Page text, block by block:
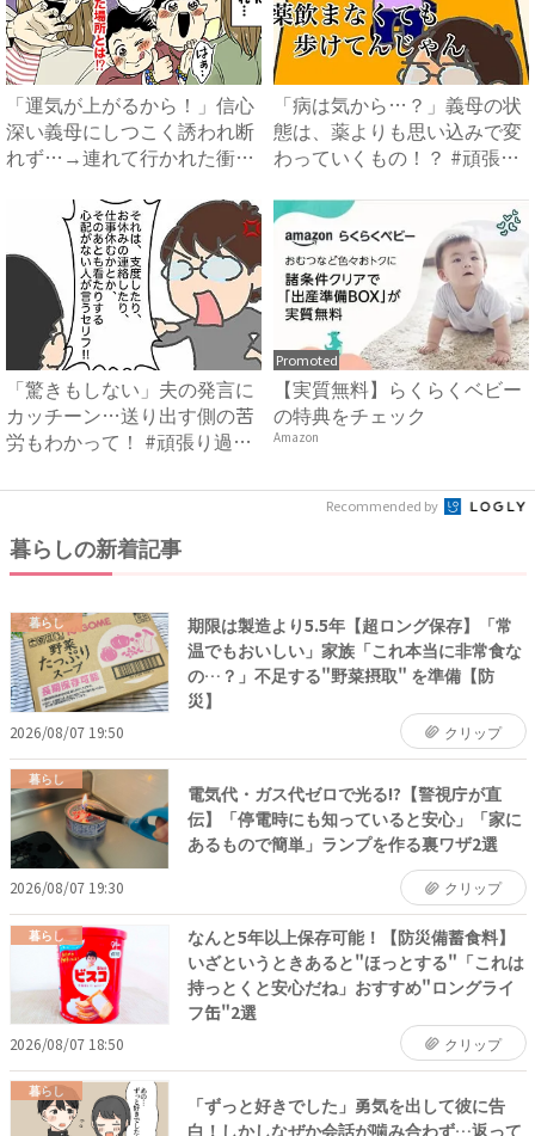
「運気が上がるから！」信心
深い義母にしつこく誘われ断
れず…→連れて行かれた衝撃
「病は気から…？」義母の状
態は、薬よりも思い込みで変
わっていくもの！？ #頑張
「驚きもしない」夫の発言に
カッチーン…送り出す側の苦
労もわかって！ #頑張り過
Promoted
【実質無料】らくらくベビー
の特典をチェック
Amazon
Recommended by
暮らしの新着記事
暮らし
期限は製造より5.5年【超ロング保存】「常
温でもおいしい」家族「これ本当に非常食な
の…？」不足する"野菜摂取" を準備【防
災】
2026/08/07 19:50 クリップ
暮らし
電気代・ガス代ゼロで光る!?【警視庁が直
伝】「停電時にも知っていると安心」「家に
あるもので簡単」ランプを作る裏ワザ2選
2026/08/07 19:30 クリップ
暮らし
なんと5年以上保存可能！【防災備蓄食料】
いざというときあると"ほっとする"「これは
持っとくと安心だね」おすすめ"ロングライ
フ缶"2選
2026/08/07 18:50 クリップ
暮らし
「ずっと好きでした」勇気を出して彼に告
白！しかしなぜか会話が噛み合わず…返って